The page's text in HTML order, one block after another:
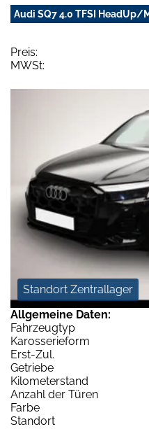
Audi SQ7 4.0 TFSI
Preis:
MWSt:
Standort Zentrallager
Allgemeine Daten:
Fahrzeugtyp
Karosserieform
Erst-Zul.
Getriebe
Kilometerstand
Anzahl der Türen
Farbe
Standort